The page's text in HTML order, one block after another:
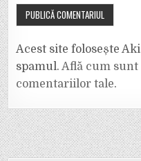
Acest site folosește
spamul.Află cum sunt
comentariilor tale.